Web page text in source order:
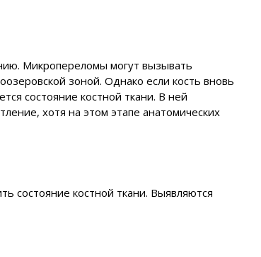
Микропереломы могут вызывать
зоной. Однако если кость вновь
состояние костной ткани. В ней
хотя на этом этапе анатомических
состояние костной ткани. Выявляются